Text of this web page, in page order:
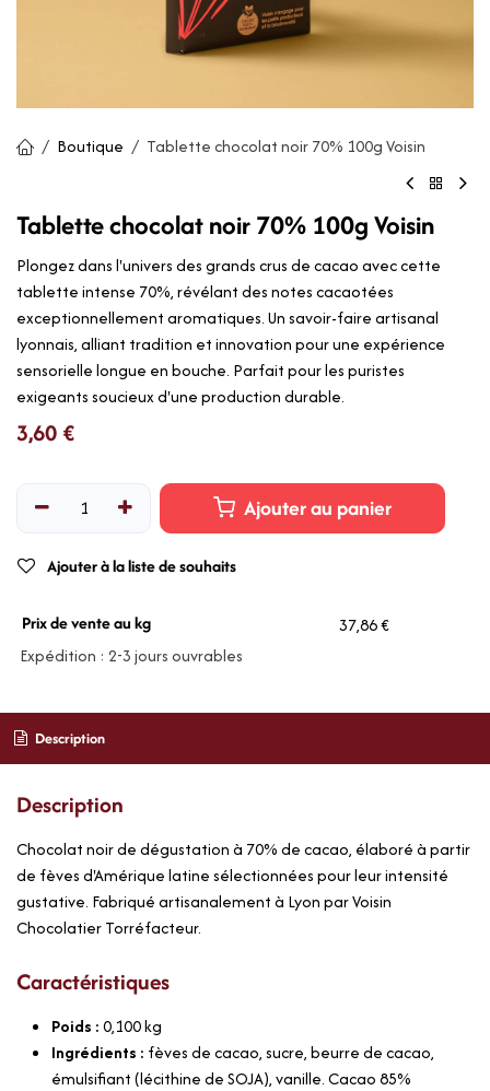
Boutique Tablette chocolat noir 70% 100g Voisin
Tablette chocolat noir 70% 100g Voisin
Plongez dans l'univers des grands crus de cacao avec cette
tablette intense 70%, révélant des notes cacaotées
exceptionnellement aromatiques. Un savoir-faire artisanal
lyonnais, alliant tradition et innovation pour une expérience
sensorielle longue en bouche. Parfait pour les puristes
exigeants soucieux d'une production durable.
3,60 €
Ajouter au panier
Ajouter à la liste de souhaits
Prix de vente au kg
37,86 €
Expédition : 2-3 jours ouvrables
Description
Description
Chocolat noir de dégustation à 70% de cacao, élaboré à partir
de fèves d'Amérique latine sélectionnées pour leur intensité
gustative. Fabriqué artisanalement à Lyon par Voisin
Chocolatier Torréfacteur.
Caractéristiques
Poids :0,100kg
Ingrédients : fèves de cacao, sucre, beurre de cacao,
émulsifiant (lécithine de SOJA), vanille. Cacao 85%